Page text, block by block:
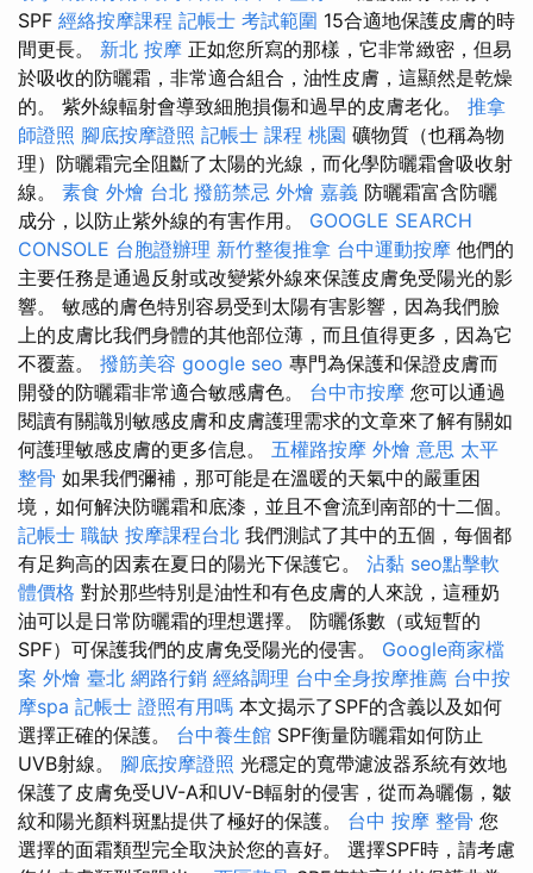
SPF 經絡按摩課程 記帳士 考試範圍 15合適地保護皮膚的時
間更長。 新北 按摩 正如您所寫的那樣，它非常緻密，但易
於吸收的防曬霜，非常適合組合，油性皮膚，這顯然是乾燥
的。 紫外線輻射會導致細胞損傷和過早的皮膚老化。 推拿
師證照 腳底按摩證照 記帳士 課程 桃園 礦物質（也稱為物
理）防曬霜完全阻斷了太陽的光線，而化學防曬霜會吸收射
線。 素食 外燴 台北 撥筋禁忌 外燴 嘉義 防曬霜富含防曬
成分，以防止紫外線的有害作用。 GOOGLE SEARCH
CONSOLE 台胞證辦理 新竹整復推拿 台中運動按摩 他們的
主要任務是通過反射或改變紫外線來保護皮膚免受陽光的影
響。 敏感的膚色特別容易受到太陽有害影響，因為我們臉
上的皮膚比我們身體的其他部位薄，而且值得更多，因為它
不覆蓋。 撥筋美容 google seo 專門為保護和保證皮膚而
開發的防曬霜非常適合敏感膚色。 台中市按摩 您可以通過
閱讀有關識別敏感皮膚和皮膚護理需求的文章來了解有關如
何護理敏感皮膚的更多信息。 五權路按摩 外燴 意思 太平
整骨 如果我們彌補，那可能是在溫暖的天氣中的嚴重困
境，如何解決防曬霜和底漆，並且不會流到南部的十二個。
記帳士 職缺 按摩課程台北 我們測試了其中的五個，每個都
有足夠高的因素在夏日的陽光下保護它。 沾黏 seo點擊軟
體價格 對於那些特別是油性和有色皮膚的人來說，這種奶
油可以是日常防曬霜的理想選擇。 防曬係數（或短暫的
SPF）可保護我們的皮膚免受陽光的侵害。 Google商家檔
案 外燴 臺北 網路行銷 經絡調理 台中全身按摩推薦 台中按
摩spa 記帳士 證照有用嗎 本文揭示了SPF的含義以及如何
選擇正確的保護。 台中養生館 SPF衡量防曬霜如何防止
UVB射線。 腳底按摩證照 光穩定的寬帶濾波器系統有效地
保護了皮膚免受UV-A和UV-B輻射的侵害，從而為曬傷，皺
紋和陽光顏料斑點提供了極好的保護。 台中 按摩 整骨 您
選擇的面霜類型完全取決於您的喜好。 選擇SPF時，請考慮